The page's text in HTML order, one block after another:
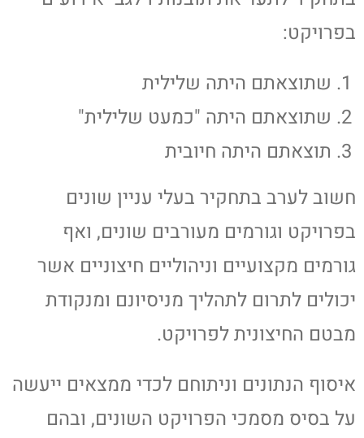
בפרויקט:
שתוצאתם היתה שלילית
שתוצאתם היתה "כמעט שלילית"
תוצאתם היתה חיובית
חשוב לערב בתחקיר בעלי עניין שונים
בפרויקט וגורמים מעורבים שונים, ואף
גורמים מקצועיים וניהוליים חיצוניים אשר
יכולים לתרום לתהליך מניסיונם ומנקודת
מבטם החיצונית לפרויקט.
איסוף הנתונים וניתוחם לכדי ממצאים ייעשה
על בסיס מסמכי הפרויקט השונים, ובהם